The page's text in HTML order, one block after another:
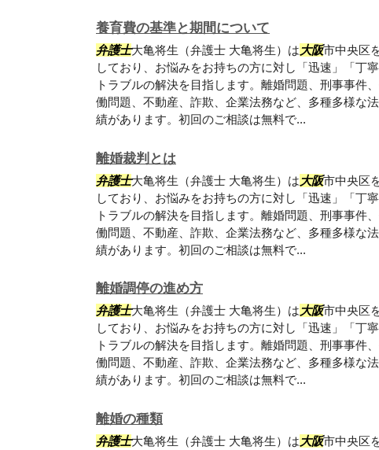
養育費の基準と期間について
弁護士大亀将生（弁護士 大亀将生）は大阪市中央区
しており、お悩みをお持ちの方に対し「迅速」「丁
トラブルの解決を目指します。離婚問題、刑事事件
働問題、不動産、詐欺、企業法務など、多種多様な
績があります。初回のご相談は無料で...
離婚裁判とは
弁護士大亀将生（弁護士 大亀将生）は大阪市中央区
しており、お悩みをお持ちの方に対し「迅速」「丁
トラブルの解決を目指します。離婚問題、刑事事件
働問題、不動産、詐欺、企業法務など、多種多様な
績があります。初回のご相談は無料で...
離婚調停の進め方
弁護士大亀将生（弁護士 大亀将生）は大阪市中央区
しており、お悩みをお持ちの方に対し「迅速」「丁
トラブルの解決を目指します。離婚問題、刑事事件
働問題、不動産、詐欺、企業法務など、多種多様な
績があります。初回のご相談は無料で...
離婚の種類
弁護士大亀将生（弁護士 大亀将生）は大阪市中央区